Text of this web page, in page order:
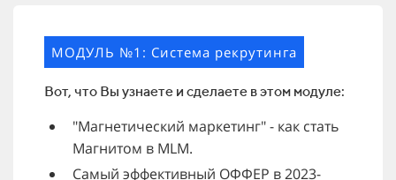
МОДУЛЬ №1: Система рекрутинга
Вот, что Вы узнаете и сделаете в этом модуле:
"Магнетический маркетинг" - как стать
Магнитом в MLM.
Самый эффективный ОФФЕР в 2023-